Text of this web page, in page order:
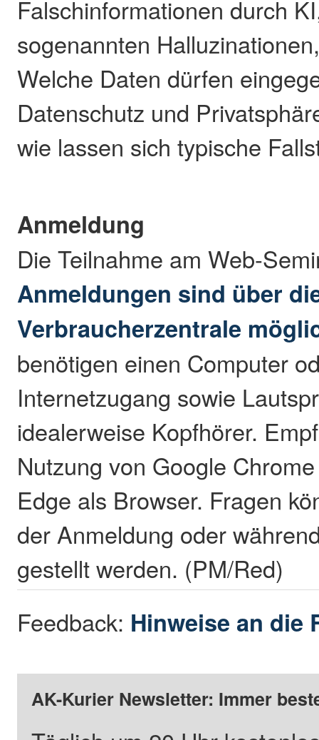
Falschinformationen durch
sogenannten
Welche Daten dürfen
Datenschutz und
wie lassen sich typische
Anmeldung
Die Teilnahme am Web-
Anmeldungen sind über
Verbraucherzentrale
benötigen einen Computer
Internetzugang sowie
idealerweise Kopfhörer.
Nutzung von Google
Edge als Browser. Fragen
der Anmeldung oder
gestellt werden. (PM/Red)
Feedback: Hinweise an die
AK-Kurier Newsletter: Immer